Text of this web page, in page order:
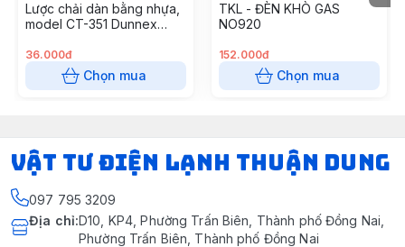
Lược chải dàn bằng nhựa,
model CT-351 Dunnex
36.000đ
Chọn mua
TKL - ĐÈN KHÒ GAS
NO920
152.000đ
Chọn mua
VẬT TƯ ĐIỆN LẠNH THUẬN DUNG
097 795 3209
Địa chỉ:D10, KP4, Phường Trấn Biên, Thành phố Đồng Nai,
Phường Trấn Biên, Thành phố Đồng Nai